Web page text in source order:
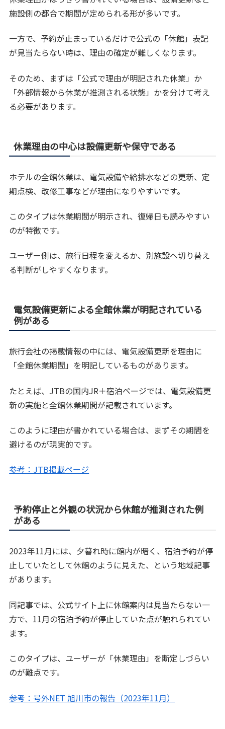
施設側の都合で期間が定められる形が多いです。
一方で、予約が止まっているだけで公式の「休館」表記
が見当たらない時は、理由の確定が難しくなります。
そのため、まずは「公式で理由が明記された休業」か
「外部情報から休業が推測される状態」かを分けて考え
る必要があります。
休業理由の中心は設備更新や保守である
ホテルの全館休業は、電気設備や給排水などの更新、定
期点検、改修工事などが理由になりやすいです。
このタイプは休業期間が明示され、復帰日も読みやすい
のが特徴です。
ユーザー側は、旅行日程を変えるか、別施設へ切り替え
る判断がしやすくなります。
電気設備更新による全館休業が明記されている
例がある
旅行会社の掲載情報の中には、電気設備更新を理由に
「全館休業期間」を明記しているものがあります。
たとえば、JTBの国内JR＋宿泊ページでは、電気設備更
新の実施と全館休業期間が記載されています。
このように理由が書かれている場合は、まずその期間を
避けるのが現実的です。
参考：JTB掲載ページ
予約停止と外観の状況から休館が推測された例
がある
2023年11月には、夕暮れ時に館内が暗く、宿泊予約が停
止していたとして休館のように見えた、という地域記事
があります。
同記事では、公式サイト上に休館案内は見当たらない一
方で、11月の宿泊予約が停止していた点が触れられてい
ます。
このタイプは、ユーザーが「休業理由」を断定しづらい
のが難点です。
参考：号外NET 旭川市の報告（2023年11月）